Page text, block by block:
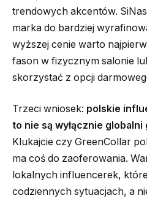
trendowych akcentów.
marka do bardziej
wyższej cenie warto
fason w fizycznym salonie
skorzystać z opcji
Trzeci wniosek: polskie
to nie są wyłącznie globalni
Klukajcie czy GreenCollar
ma coś do zaoferowania.
lokalnych influencerek,
codziennych sytuacjach, a